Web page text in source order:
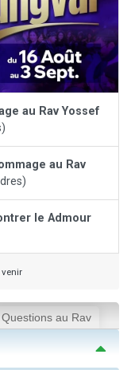
au Rav Yossef
au Rav
le Admour
Questions au Rav